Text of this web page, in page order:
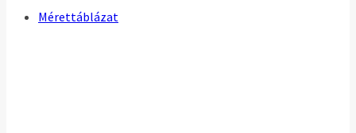
Mérettáblázat